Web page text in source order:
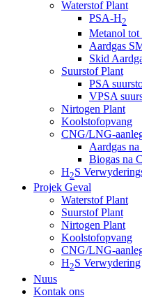
Waterstof Plant
PSA-H2
Metanol tot
Aardgas
Skid
Suurstof Plant
PSA
VPSA
Nirtogen Plant
Koolstofopvang
CNG/LNG-
Aardgas
Biogas na
H2S
Projek Geval
Waterstof Plant
Suurstof Plant
Nirtogen Plant
Koolstofopvang
CNG/LNG-
H2S Verwydering
Nuus
Kontak ons